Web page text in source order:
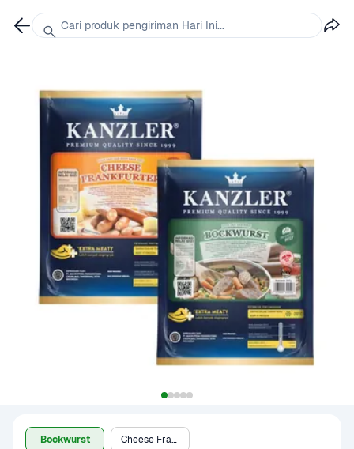
Bockwurst Cheese Frankfurter
Cari produk pengiriman Hari Ini...